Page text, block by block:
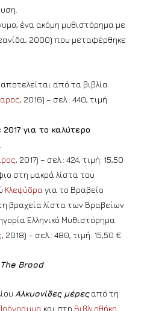
ένα ακόμη μυθιστόρημα με
2000) που μεταφέρθηκε
από τα βιβλία:
, 2016) – σελ.: 440, τιμή:
για το καλύτερο
, 2017) – σελ.: 424, τιμή: 15,50
στη μακρά λίστα του
Κλεψύδρα για το Βραβείο
βραχεία λίστα των Βραβείων
Ελληνικό Μυθιστόρημα.
, 2018) – σελ.: 480, τιμή: 15,50 €.
The Brood
Αλκυονίδες μέρεςαπό τη
και στη Βιβλιοθήκη